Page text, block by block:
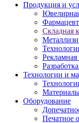
Продукция и
Складная
Рекламная
Технологии и
Оборудование
Печатное